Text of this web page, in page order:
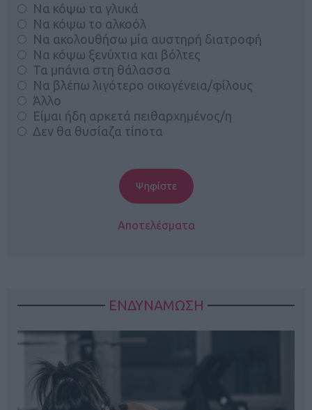
Να κόψω τα γλυκά
Να κόψω το αλκοόλ
Να ακολουθήσω μία αυστηρή διατροφή
Να κόψω ξενύχτια και βόλτες
Τα μπάνια στη θάλασσα
Να βλέπω λιγότερο οικογένεια/φίλους
Άλλο
Είμαι ήδη αρκετά πειθαρχημένος/η
Δεν θα θυσίαζα τίποτα
Αποτελέσματα
ΕΝΔΥΝΑΜΩΣΗ